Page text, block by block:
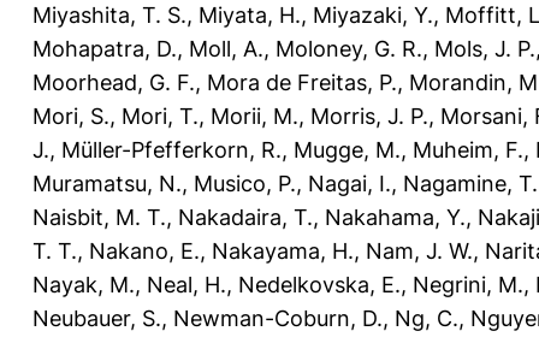
Miyashita, T. S., Miyata, H., Miyazaki, Y., Moffitt,
Mohapatra, D., Moll, A., Moloney, G. R., Mols, J. P.
Moorhead, G. F., Mora de Freitas, P., Morandin,
Mori, S., Mori, T., Morii, M., Morris, J. P., Morsani,
J., Müller-Pfefferkorn, R., Mugge, M., Muheim, F.,
Muramatsu, N., Musico, P., Nagai, I., Nagamine, T.
Naisbit, M. T., Nakadaira, T., Nakahama, Y.,
T. T., Nakano, E., Nakayama, H., Nam, J. W.,
Nayak, M., Neal, H., Nedelkovska, E., Negrini, M.,
Neubauer, S., Newman-Coburn, D., Ng, C.,